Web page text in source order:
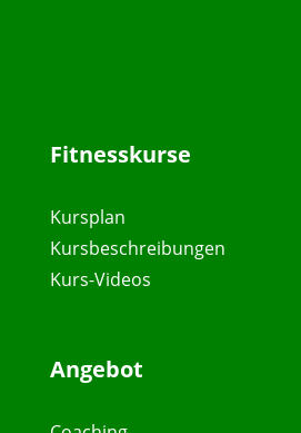
Fitnesskurse
Kursplan
Kursbeschreibungen
Kurs-Videos
Angebot